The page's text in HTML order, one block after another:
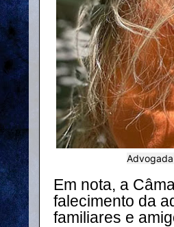
Em nota, a
falecimento da
familiares e